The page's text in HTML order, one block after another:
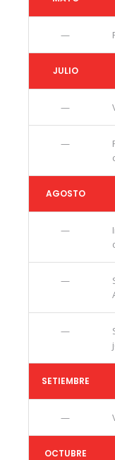
—
JULIO
—
—
AGOSTO
—
—
—
SETIEMBRE
—
OCTUBRE